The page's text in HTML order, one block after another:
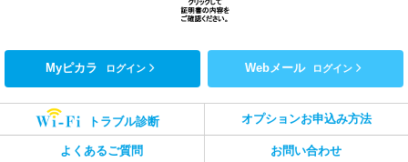
Myピカラ ログイン Webメール ログイン
トラブル診断 オプションお申込み方法
よくあるご質問 お問い合わせ